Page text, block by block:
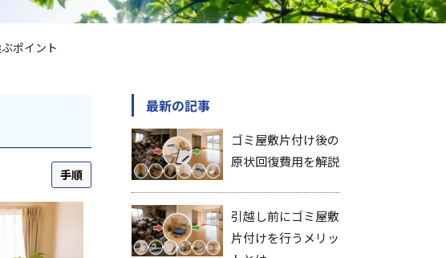
ポイント
手順
最新の記事
ゴミ屋敷片付け後の
原状回復費用を解説
引越し前にゴミ屋敷
片付けを行うメリッ